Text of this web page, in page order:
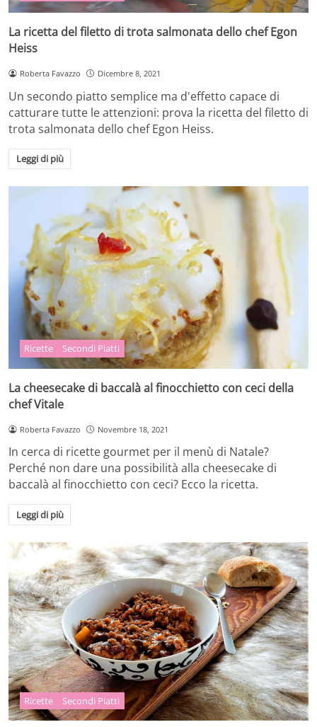
La ricetta del filetto di trota salmonata dello chef Egon
Heiss
Roberta Favazzo Dicembre 8, 2021
Un secondo piatto semplice ma d'effetto capace di
catturare tutte le attenzioni: prova la ricetta del filetto di
trota salmonata dello chef Egon Heiss.
Leggi di più
Ricette Secondi Piatti
La cheesecake di baccalà al finocchietto con ceci della
chef Vitale
Roberta Favazzo Novembre 18, 2021
In cerca di ricette gourmet per il menù di Natale?
Perché non dare una possibilità alla cheesecake di
baccalà al finocchietto con ceci? Ecco la ricetta.
Leggi di più
Ricette Secondi Piatti